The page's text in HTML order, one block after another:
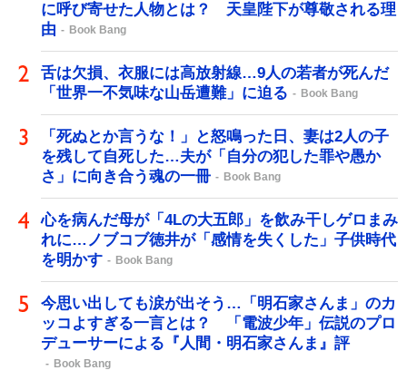
に呼び寄せた人物とは？ 天皇陛下が尊敬される理
由
Book Bang
舌は欠損、衣服には高放射線…9人の若者が死んだ
「世界一不気味な山岳遭難」に迫る
Book Bang
「死ぬとか言うな！」と怒鳴った日、妻は2人の子
を残して自死した…夫が「自分の犯した罪や愚か
さ」に向き合う魂の一冊
Book Bang
心を病んだ母が「4Lの大五郎」を飲み干しゲロまみ
れに…ノブコブ徳井が「感情を失くした」子供時代
を明かす
Book Bang
今思い出しても涙が出そう…「明石家さんま」のカ
ッコよすぎる一言とは？ 「電波少年」伝説のプロ
デューサーによる『人間・明石家さんま』評
Book Bang